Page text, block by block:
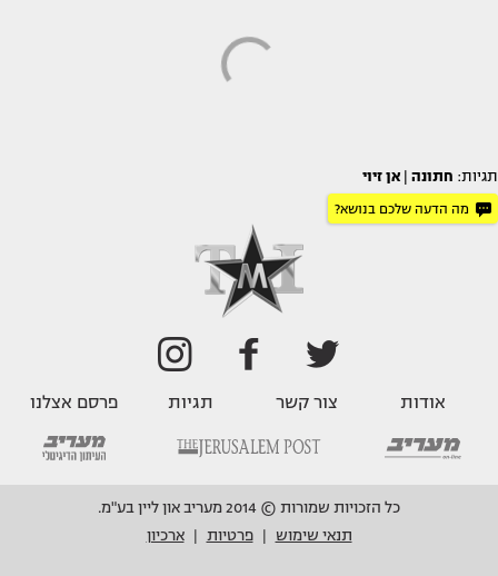
תגיות: חתונה אן זיוי
מה הדעה שלכם בנושא?
אודות צור קשר תגיות פרסם אצלנו
כל הזכויות שמורות © 2014 מעריב און ליין בע"מ.
תנאי שימוש
פרטיות ארכיון